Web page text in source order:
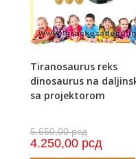
Tiranosaurus reks
dinosaurus na
sa projektorom
5.650,00рсд
4.250,00 рсд